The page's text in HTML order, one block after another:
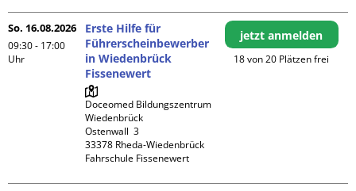
So. 16.08.2026
09:30 - 17:00
Uhr
Erste Hilfe für
Führerscheinbewerber
in Wiedenbrück
Fissenewert
Doceomed Bildungszentrum
Wiedenbrück
Ostenwall  3
33378 Rheda-Wiedenbrück
Fahrschule Fissenewert
jetzt anmelden
18 von 20 Plätzen frei